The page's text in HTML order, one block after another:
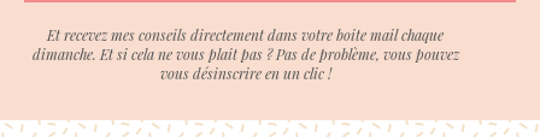
Et recevez mes conseils directement dans votre boite mail chaque
dimanche. Et si cela ne vous plait pas ? Pas de problème, vous pouvez
vous désinscrire en un clic !